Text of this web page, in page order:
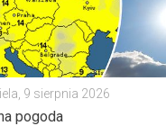
9 sierpnia 2026
pogoda